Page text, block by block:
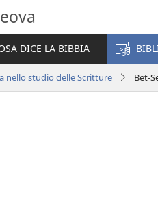
DICE LA BIBBIA
nello studio delle Scritture Bet-